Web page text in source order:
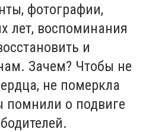
фотографии,
лет, воспоминания
и
Зачем? Чтобы не
не померкла
о подвиге